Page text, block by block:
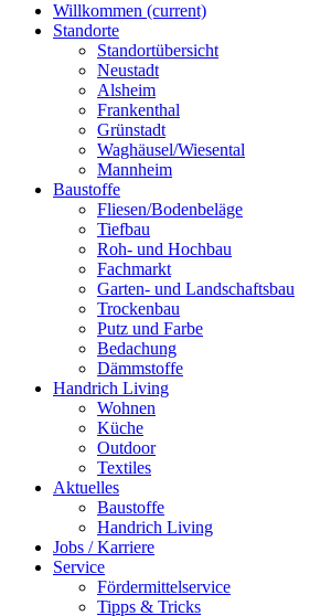
Willkommen (current)
Standorte
Standortübersicht
Neustadt
Alsheim
Frankenthal
Grünstadt
Waghäusel/Wiesental
Mannheim
Baustoffe
Fliesen/Bodenbeläge
Tiefbau
Roh- und Hochbau
Fachmarkt
Garten- und Landschaftsbau
Trockenbau
Putz und Farbe
Bedachung
Dämmstoffe
Handrich Living
Wohnen
Küche
Outdoor
Textiles
Aktuelles
Baustoffe
Handrich Living
Jobs / Karriere
Service
Fördermittelservice
Tipps & Tricks